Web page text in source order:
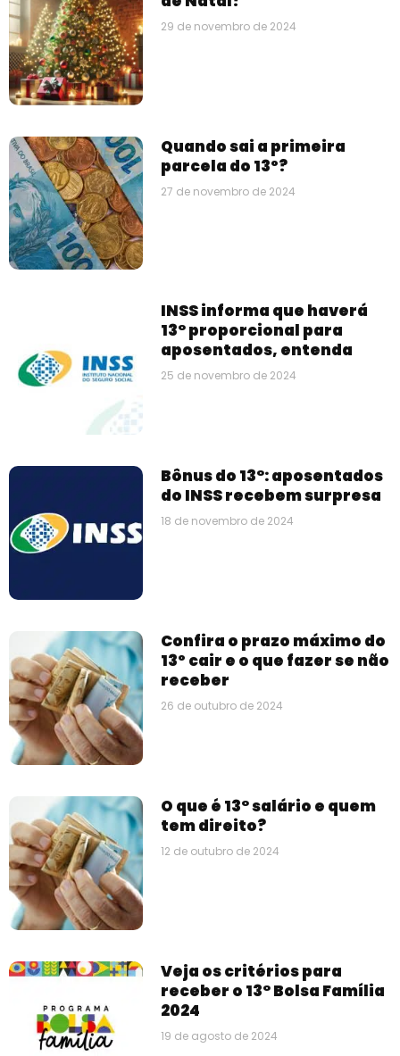
29 de novembro de 2024
Quando sai a primeira
parcela do 13º?
27 de novembro de 2024
INSS informa que haverá
13° proporcional para
aposentados, entenda
25 de novembro de 2024
Bônus do 13°: aposentados
do INSS recebem surpresa
18 de novembro de 2024
Confira o prazo máximo do
13º cair e o que fazer se não
receber
26 de outubro de 2024
O que é 13° salário e quem
tem direito?
12 de outubro de 2024
Veja os critérios para
receber o 13° Bolsa Família
2024
19 de agosto de 2024